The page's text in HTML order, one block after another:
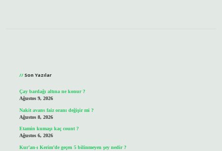
Son Yazılar
Çay bardağı altına ne konur ?
Ağustos 9, 2026
Nakit avans faiz oranı değişir mi ?
Ağustos 8, 2026
Etamin kumaşı kaç count ?
Ağustos 6, 2026
Kur’an-ı Kerim’de geçen 5 bilinmeyen şey nedir ?